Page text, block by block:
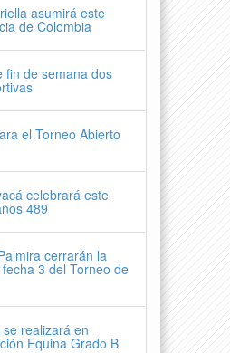
asumirá este
de Colombia
fin de semana dos
el Torneo Abierto
celebrará este
489
cerrarán la
3 del Torneo de
realizará en
Equina Grado B